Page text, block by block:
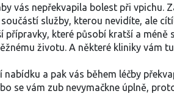
vás nepřekvapila bolest při vpichu.
služby, kterou nevidíte, ale
přípravky, které působí kratší a
životu. A některé kliniky vám
a pak vás během léčby
se vám zub nevymačkne úplně,